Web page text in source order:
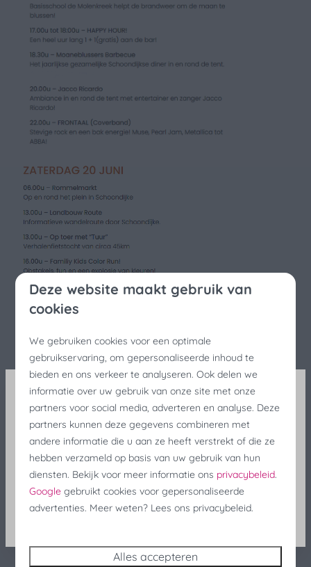
Visserijfeesten Korting
Nog lastminute op zoek naar een verblijf tijdens de
visserijfeesten? Geniet nog last minute van 25%
Korting!
Zoek en Boek
Deze website maakt gebruik van
cookies
We gebruiken cookies voor een optimale
gebruikservaring, om gepersonaliseerde inhoud te
bieden en ons verkeer te analyseren. Ook delen we
informatie over uw gebruik van onze site met onze
partners voor social media, adverteren en analyse. Deze
partners kunnen deze gegevens combineren met
andere informatie die u aan ze heeft verstrekt of die ze
hebben verzameld op basis van uw gebruik van hun
diensten. Bekijk voor meer informatie ons privacybeleid.
Google gebruikt cookies voor gepersonaliseerde
advertenties. Meer weten? Lees ons privacybeleid.
Alles accepteren